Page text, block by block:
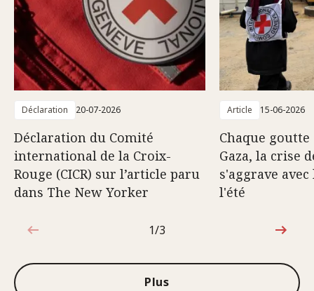
Déclaration 20-07-2026
Déclaration du Comité
international de la Croix-
Rouge (CICR) sur l’article paru
dans The New Yorker
Article 15-06-2026
Chaque goutte
Gaza, la crise
s'aggrave
l'été
1sur3
1/3
Plus